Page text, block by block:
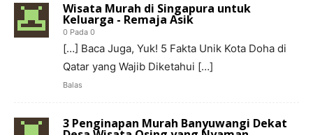
Wisata Murah di Singapura untuk
Keluarga - Remaja Asik
0 Pada 0
[…] Baca Juga, Yuk! 5 Fakta Unik Kota Doha di
Qatar yang Wajib Diketahui […]
Balas
3 Penginapan Murah Banyuwangi Dekat